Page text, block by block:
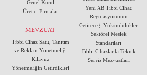
Genel Kurul
Üretici Firmalar
MEVZUAT
Tıbbi Cihaz Satış, Tanıtım
ve Reklam Yönetmeliği
Kılavuz
Yönetmeliğin Getirdikleri
Yeni AB Tıbbi Cihaz
Regülasyonunun
Getireceği Yükümlülükler
Sektörel Meslek
Standartları
Tıbbi Cihazlarda Teknik
Servis Mezvuatları